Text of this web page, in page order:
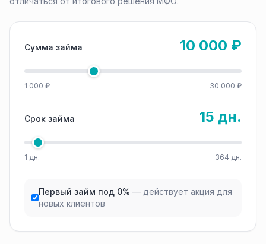
Сумма займа 10 000 ₽
1 000 ₽ 30 000 ₽
Срок займа 15 дн.
1 дн. 364 дн.
Первый займ под 0% — действует акция для
новых клиентов